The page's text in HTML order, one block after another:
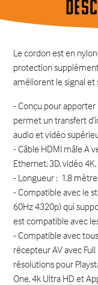
Le cordon est en
protection
améliorent le signal et
- Conçu pour apporter
permet un transfert
audio et vidéo
- Câble HDMI mâle A
Ethernet, 3D, vidéo
- Longueur : 1,8
- Compatible avec le
60Hz 4320p) qui
est compatible avec
- Compatible avec
récepteur AV avec
résolutions pour
One, 4k Ultra HD et